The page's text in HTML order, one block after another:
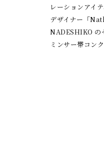
レーションアイテ
デザイナー「
NADESHIKO の
ミンサー帯コン